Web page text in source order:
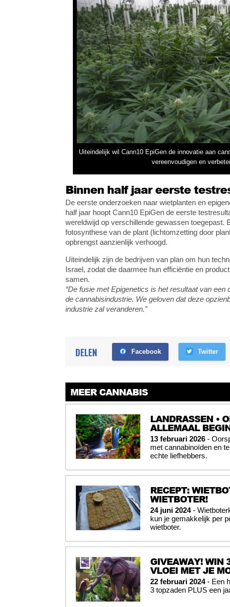
Uiteindelijk wil Cann10 EpiGen de innovatie aan
vereenvoudigen en
Binnen half jaar eerste
De eerste onderzoeken naar wietplanten en
half jaar hoopt Cann10 EpiGen de eerste
wereldwijd op verschillende gewassen toegepast.
fotosynthese van de plant (lichtomzetting door
opbrengst aanzienlijk verhoogd.
Uiteindelijk zijn de bedrijven van plan om hun
Israel, zodat die daarmee hun efficiëntie en
samen.
“De fusie met Epigenetics is het resultaat van
de cannabisindustrie. We geloven dat deze
industrie zal veranderen.”
DELEN Facebook Twitter
MEER CANNABIS
LANDRASSEN •
ALLEMAAL
13 februari 2026 -
met cannabinoïden en
echte liefhebbers.
RECEPT:
WIETBOTER!
24 juni 2024-
kun je gemakkelijk per
wietboter.
GIVEAWAY! WIN
VLOEI MET JE
22 februari 2024- Een
3 topzaden PLUS een